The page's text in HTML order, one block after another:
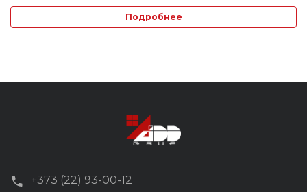
Подробнее
+373 (22) 93-00-12